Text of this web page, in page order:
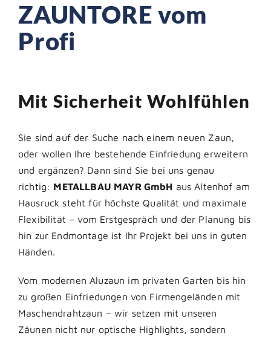
ZAUNTORE vom
Profi
Mit Sicherheit Wohlfühlen
Sie sind auf der Suche nach einem neuen Zaun,
oder wollen Ihre bestehende Einfriedung erweitern
und ergänzen? Dann sind Sie bei uns genau
richtig: METALLBAU MAYR GmbH aus Altenhof am
Hausruck steht für höchste Qualität und maximale
Flexibilität – vom Erstgespräch und der Planung bis
hin zur Endmontage ist Ihr Projekt bei uns in guten
Händen.
Vom modernen Aluzaun im privaten Garten bis hin
zu großen Einfriedungen von Firmengeländen mit
Maschendrahtzaun – wir setzen mit unseren
Zäunen nicht nur optische Highlights, sondern